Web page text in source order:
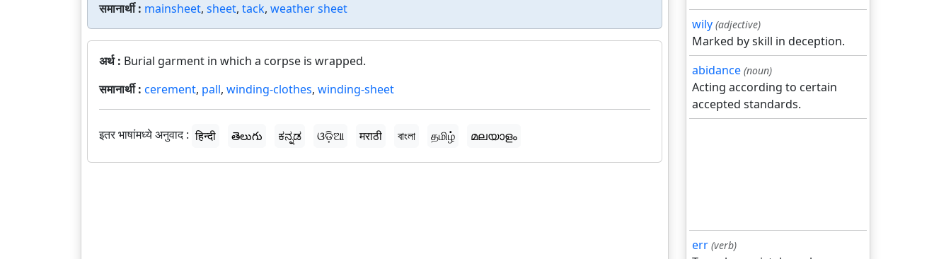
समानार्थी : mainsheet, sheet, tack, weather sheet
अर्थ : Burial garment in which a corpse is wrapped.
समानार्थी : cerement, pall, winding-clothes, winding-sheet
इतर भाषांमध्ये अनुवाद : हिन्दी తెలుగు ಕನ್ನಡ ଓଡ଼ିଆ मराठी বাংলা தமிழ் മലയാളം
wily (adjective)
Marked by skill in deception.
abidance (noun)
Acting according to certain
accepted standards.
err (verb)